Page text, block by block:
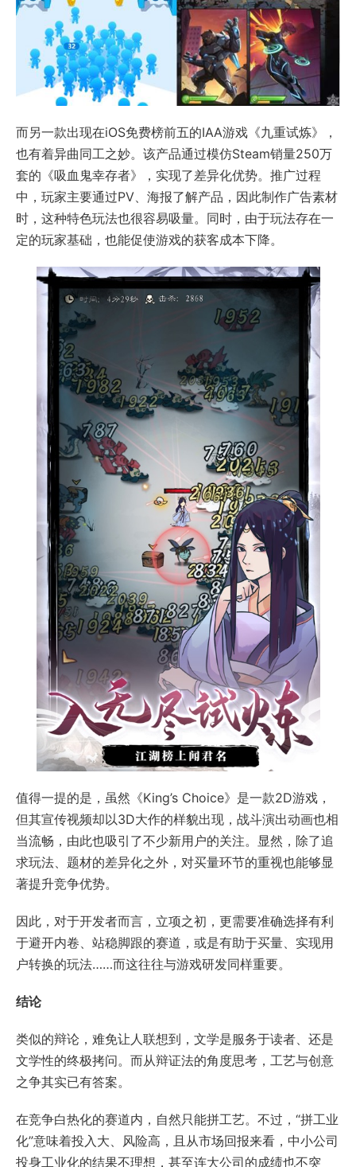
而另一款出现在iOS免费榜前五的IAA游戏《九重试炼》，
也有着异曲同工之妙。该产品通过模仿Steam销量250万
套的《吸血鬼幸存者》，实现了差异化优势。推广过程
中，玩家主要通过PV、海报了解产品，因此制作广告素材
时，这种特色玩法也很容易吸量。同时，由于玩法存在一
定的玩家基础，也能促使游戏的获客成本下降。
值得一提的是，虽然《King’s Choice》是一款2D游戏，
但其宣传视频却以3D大作的样貌出现，战斗演出动画也相
当流畅，由此也吸引了不少新用户的关注。显然，除了追
求玩法、题材的差异化之外，对买量环节的重视也能够显
著提升竞争优势。
因此，对于开发者而言，立项之初，更需要准确选择有利
于避开内卷、站稳脚跟的赛道，或是有助于买量、实现用
户转换的玩法……而这往往与游戏研发同样重要。
结论
类似的辩论，难免让人联想到，文学是服务于读者、还是
文学性的终极拷问。而从辩证法的角度思考，工艺与创意
之争其实已有答案。
在竞争白热化的赛道内，自然只能拼工艺。不过，“拼工业
化”意味着投入大、风险高，且从市场回报来看，中小公司
投身工业化的结果不理想，甚至连大公司的成绩也不突